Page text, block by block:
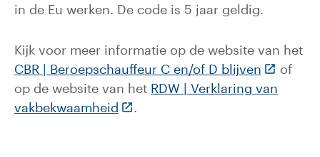
in de Eu werken. De code is 5 jaar geldig.
Kijk voor meer informatie op de website van het
CBR | Beroepschauffeur C en/of D blijven (Deze
of
op de website van het RDW | Verklaring van
vakbekwaamheid (Deze link gaat naar een externe
.